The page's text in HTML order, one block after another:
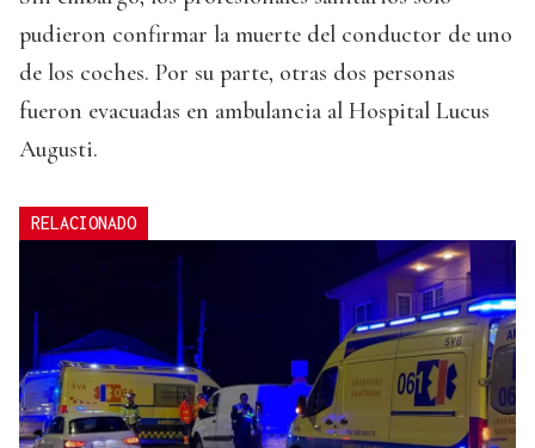
pudieron confirmar la muerte del conductor de uno
de los coches. Por su parte, otras dos personas
fueron evacuadas en ambulancia al Hospital Lucus
Augusti.
RELACIONADO